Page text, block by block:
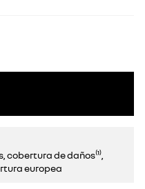
de daños⁽¹⁾,
europea